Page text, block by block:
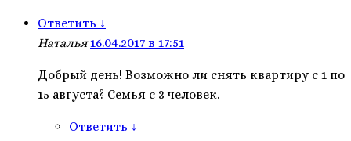
Ответить ↓
Наталья16.04.2017 в 17:51
Добрый день! Возможно ли снять квартиру с 1 по
15 августа? Семья с 3 человек.
Ответить ↓